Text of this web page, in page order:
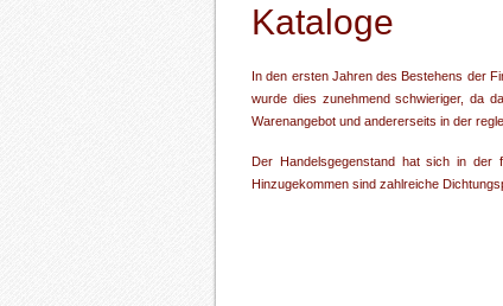
Kataloge
In den ersten Jahren des Bestehens der
wurde dies zunehmend schwieriger, da
Warenangebot und andererseits in der
Der Handelsgegenstand hat sich in der
Hinzugekommen sind zahlreiche